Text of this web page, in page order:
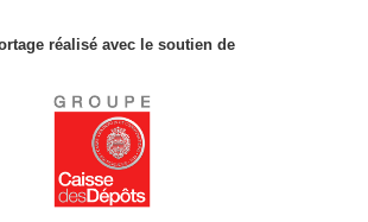
réalisé avec le soutien de